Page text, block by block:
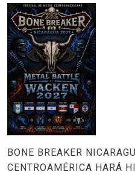
BONE BREAKER
CENTROAMÉRICA HARÁ